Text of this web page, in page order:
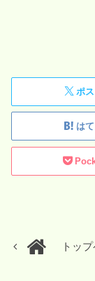
ポ
は
トッ